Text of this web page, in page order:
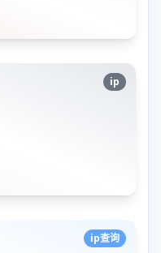
ip
ip查询